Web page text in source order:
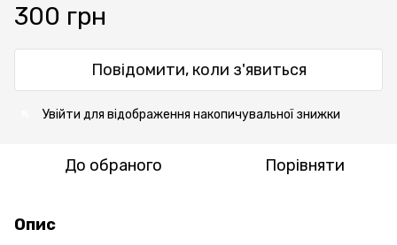
300 грн
Повідомити, коли з'явиться
Увійти для відображення накопичувальної знижки
До обраного Порівняти
Опис